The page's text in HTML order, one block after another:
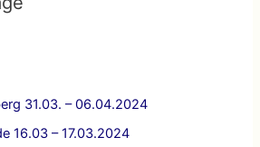
31.03. – 06.04.2024
16.03 – 17.03.2024